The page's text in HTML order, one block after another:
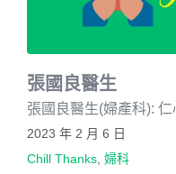
張國良醫生
張國良醫生(婦產科):
2023 年 2 月 6 日
Chill Thanks 婦科